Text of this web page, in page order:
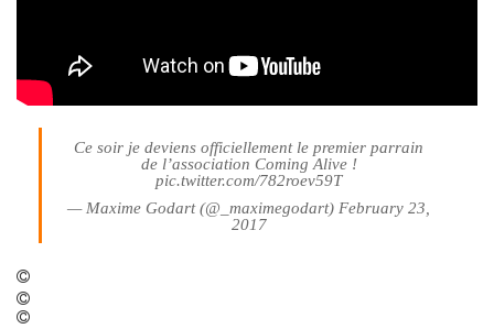
Ce soir je deviens officiellement le premier parrain
de l’association Coming Alive !
pic.twitter.com/782roev59T
— Maxime Godart (@_maximegodart) February 23,
2017